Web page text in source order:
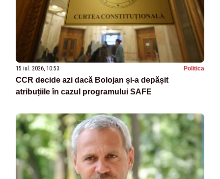
15 iul. 2026, 10:53 Politica
CCR decide azi dacă Bolojan și-a depășit
atribuțiile în cazul programului SAFE